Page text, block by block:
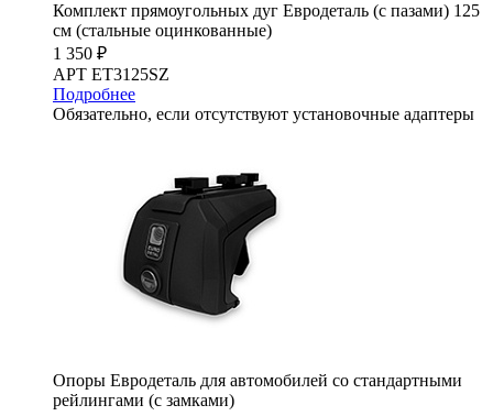
Комплект прямоугольных дуг Евродеталь (с пазами) 125
см (стальные оцинкованные)
1 350 ₽
АРТ ET3125SZ
Подробнее
Обязательно, если отсутствуют установочные адаптеры
Опоры Евродеталь для автомобилей со стандартными
рейлингами (с замками)